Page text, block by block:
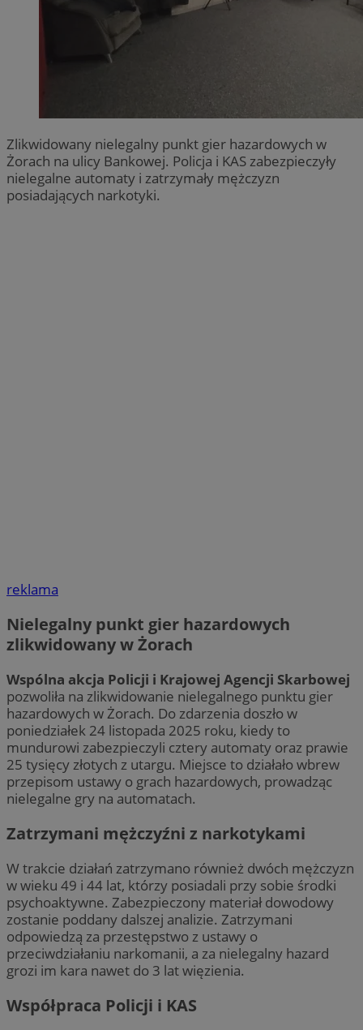
Zlikwidowany nielegalny punkt gier hazardowych w
Żorach na ulicy Bankowej. Policja i KAS zabezpieczyły
nielegalne automaty i zatrzymały mężczyzn
posiadających narkotyki.
reklama
Nielegalny punkt gier hazardowych
zlikwidowany w Żorach
Wspólna akcja Policji i Krajowej Agencji Skarbowej
pozwoliła na zlikwidowanie nielegalnego punktu gier
hazardowych w Żorach. Do zdarzenia doszło w
poniedziałek 24 listopada 2025 roku, kiedy to
mundurowi zabezpieczyli cztery automaty oraz prawie
25 tysięcy złotych z utargu. Miejsce to działało wbrew
przepisom ustawy o grach hazardowych, prowadząc
nielegalne gry na automatach.
Zatrzymani mężczyźni z narkotykami
W trakcie działań zatrzymano również dwóch mężczyzn
w wieku 49 i 44 lat, którzy posiadali przy sobie środki
psychoaktywne. Zabezpieczony materiał dowodowy
zostanie poddany dalszej analizie. Zatrzymani
odpowiedzą za przestępstwo z ustawy o
przeciwdziałaniu narkomanii, a za nielegalny hazard
grozi im kara nawet do 3 lat więzienia.
Współpraca Policji i KAS